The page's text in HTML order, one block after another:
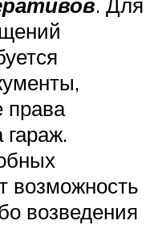
гараж.
возможность
возведения